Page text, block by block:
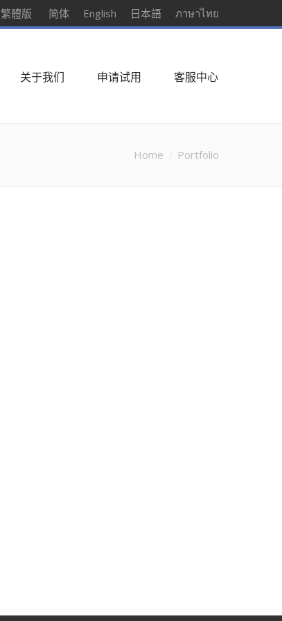
繁體版 简体 English 日本語 ภาษาไทย
关于我们 申请试用 客服中心
Home Portfolio